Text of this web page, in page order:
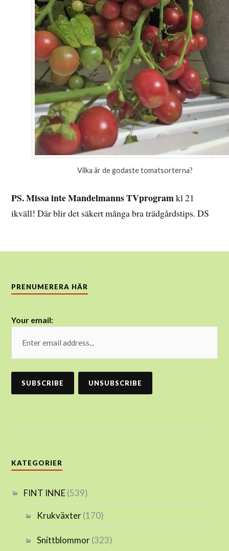
Vilka är de godaste tomatsorterna?
PS. Missa inte Mandelmanns TVprogramkl 21
ikväll! Där blir det säkert många bra trädgårdstips. DS
PRENUMERERA HÄR
Your email:
KATEGORIER
FINT INNE(539)
Krukväxter(170)
Snittblommor(323)